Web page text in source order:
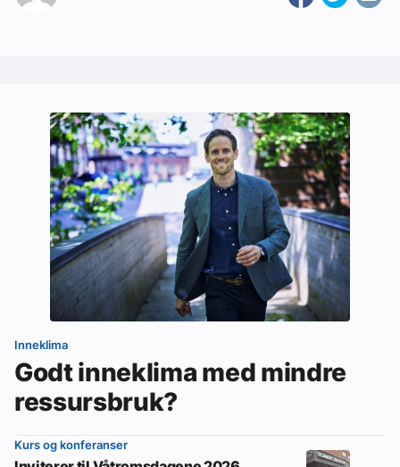
Inneklima
Godt inneklima med mindre
ressursbruk?
Kurs og konferanser